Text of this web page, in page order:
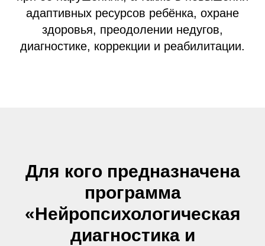
адаптивных ресурсов ребёнка, охране
здоровья, преодолении недугов,
диагностике, коррекции и реабилитации.
Для кого предназначена
программа
«Нейропсихологическая
диагностика и